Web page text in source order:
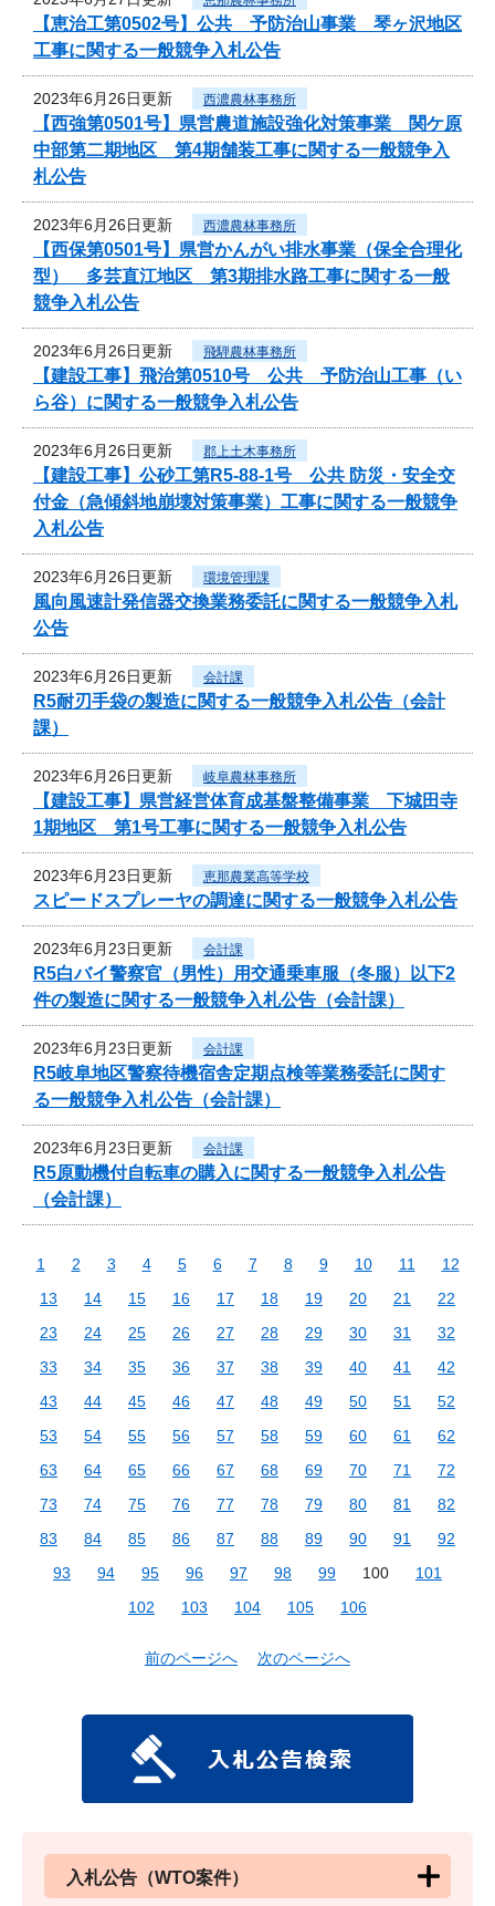
【恵治工第0502号】公共 予防治山事業 琴ヶ沢地区
工事に関する一般競争入札公告
2023年6月26日更新 西濃農林事務所
【西強第0501号】県営農道施設強化対策事業 関ケ原
中部第二期地区 第4期舗装工事に関する一般競争入
札公告
2023年6月26日更新 西濃農林事務所
【西保第0501号】県営かんがい排水事業（保全合理化
型） 多芸直江地区 第3期排水路工事に関する一般
競争入札公告
2023年6月26日更新 飛騨農林事務所
【建設工事】飛治第0510号 公共 予防治山工事（い
ら谷）に関する一般競争入札公告
2023年6月26日更新 郡上土木事務所
【建設工事】公砂工第R5-88-1号 公共 防災・安全交
付金（急傾斜地崩壊対策事業）工事に関する一般競争
入札公告
2023年6月26日更新 環境管理課
風向風速計発信器交換業務委託に関する一般競争入札
公告
2023年6月26日更新 会計課
R5耐刃手袋の製造に関する一般競争入札公告（会計
課）
2023年6月26日更新 岐阜農林事務所
【建設工事】県営経営体育成基盤整備事業 下城田寺
1期地区 第1号工事に関する一般競争入札公告
2023年6月23日更新 恵那農業高等学校
スピードスプレーヤの調達に関する一般競争入札公告
2023年6月23日更新 会計課
R5白バイ警察官（男性）用交通乗車服（冬服）以下2
件の製造に関する一般競争入札公告（会計課）
2023年6月23日更新 会計課
R5岐阜地区警察待機宿舎定期点検等業務委託に関す
る一般競争入札公告（会計課）
2023年6月23日更新 会計課
R5原動機付自転車の購入に関する一般競争入札公告
（会計課）
1 2 3 4 5 6 7 8 9 10 11
12
13
14 15 16 17 18 19 20 21
22
23
24 25 26 27 28 29 30 31
32
33
34 35 36 37 38 39 40 41
42
43
44 45 46 47 48 49 50 51
52
53
54 55 56 57 58 59 60 61
62
63
64 65 66 67 68 69 70 71
72
73
74 75 76 77 78 79 80 81
82
83
84 85 86 87 88 89 90 91
92
93
94 95 96 97 98 99 100
101
102
103 104 105 106
前のページへ 次のページへ
入札公告（WTO案件）